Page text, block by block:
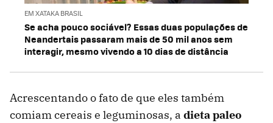
EM XATAKA BRASIL
Se acha pouco sociável? Essas duas populações de
Neandertais passaram mais de 50 mil anos sem
interagir, mesmo vivendo a 10 dias de distância
Acrescentando o fato de que eles também
comiam cereais e leguminosas, a dieta paleo